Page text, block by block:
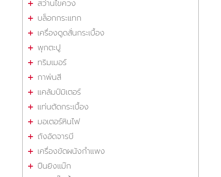
สว่านไขควง
บล็อกกระแทก
เครื่องดูดสั่นกระเบื้อง
พุกตะปู
ทริมเมอร์
กาพ่นสี
แคล้มป์มิเตอร์
แท่นตัดกระเบื้อง
มอเตอร์หินไฟ
ถังอัดจารบี
เครื่องขัดผนังกำแพง
ปืนยิงแม๊ก